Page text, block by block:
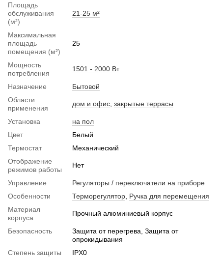
Площадь
обслуживания
(м²)
21-25 м²
Максимальная
площадь
помещения (м²)
25
Мощность
потребления
1501 - 2000 Вт
Назначение
Бытовой
Области
применения
дом и офис закрытые террасы
Установка
на пол
Цвет
Белый
Термостат
Механический
Отображение
режимов работы
Нет
Управление
Регуляторы / переключатели на приборе
Особенности
Терморегулятор Ручка для перемещения
Материал
корпуса
Прочный алюминиевый корпус
Безопасность
Защита от перегрева, Защита от
опрокидывания
Степень защиты
IPX0